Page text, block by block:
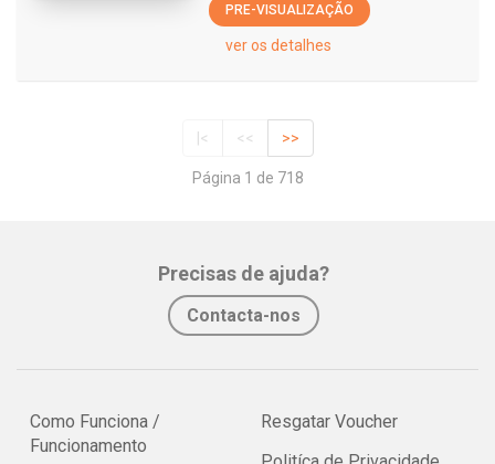
PRE-VISUALIZAÇÃO
ver os detalhes
|< << >>
Página 1 de 718
Precisas de ajuda?
Contacta-nos
Como Funciona /
Funcionamento
Resgatar Voucher